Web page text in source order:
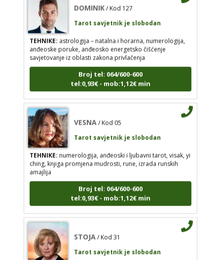
numerologija, anđeoske poruke, anđeosko
energetsko čišćenje savjetovanje iz oblasti zakona
privlačenja
Broj tel: 064/600-600
tel:0,93€ - mob:1,12€ min
TEHNIKE: numerologija, anđeoski i ljubavni tarot,
visak, yi ching, knjiga promjena mudrosti, rune,
izrada runskih amajlija
Broj tel: 064/600-600
tel:0,93€ - mob:1,12€ min
STOJA/ Kod 31
Tarot savjetnik je slobodan
TEHNIKE:
kristalna kugla, tarot, vidovitost, visak
Tarot savjetnik je slobodan
TEHNIKE:
astrologija – natalna i horarna, numerologija,
anđeoske poruke, anđeosko energetsko čišćenje
savjetovanje iz oblasti zakona privlačenja
Broj tel: 064/600-600
tel:0,93€ - mob:1,12€ min
Tarot savjetnik je slobodan
TEHNIKE:numerologija, anđeoski i ljubavni tarot, visak, yi
ching, knjiga promjena mudrosti, rune, izrada runskih
amajlija
tel:0,93€ - mob:1,12€ min
Tarot savjetnik je slobodan
TEHNIKE:kristalna kugla, tarot, vidovitost, visak